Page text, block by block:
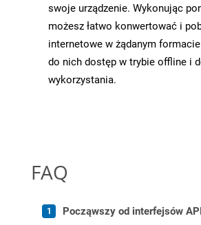
swoje urządzenie. Wykonując
możesz łatwo konwertować i
internetowe w żądanym
do nich dostęp w trybie offline i
wykorzystania.
FAQ
Począwszy od interfejsów